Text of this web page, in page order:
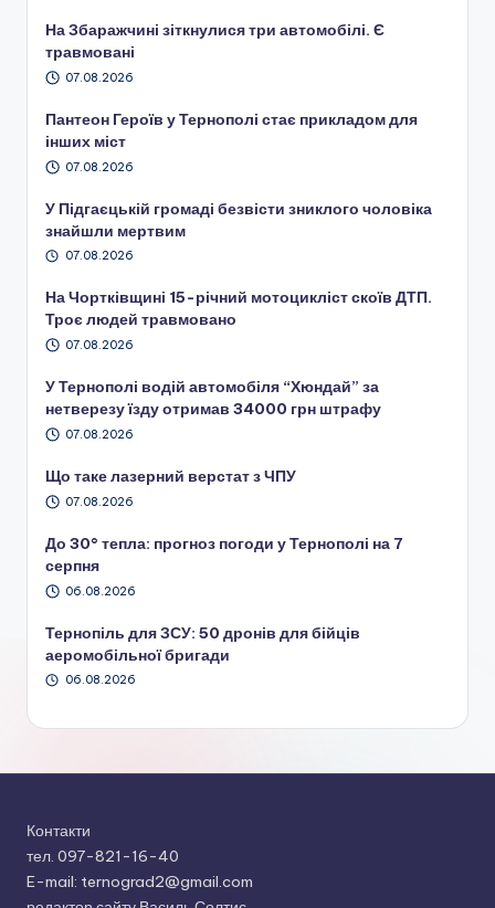
На Збаражчині зіткнулися три автомобілі. Є
травмовані
07.08.2026
Пантеон Героїв у Тернополі стає прикладом для
інших міст
07.08.2026
У Підгаєцькій громаді безвісти зниклого чоловіка
знайшли мертвим
07.08.2026
На Чортківщині 15-річний мотоцикліст скоїв ДТП.
Троє людей травмовано
07.08.2026
У Тернополі водій автомобіля “Хюндай” за
нетверезу їзду отримав 34000 грн штрафу
07.08.2026
Що таке лазерний верстат з ЧПУ
07.08.2026
До 30° тепла: прогноз погоди у Тернополі на 7
серпня
06.08.2026
Тернопіль для ЗСУ: 50 дронів для бійців
аеромобільної бригади
06.08.2026
Контакти
тел. 097-821-16-40
E-mail: ternograd2@gmail.com